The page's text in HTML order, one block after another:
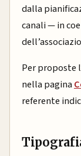
dalla
canali — in
Per proposte
nella pagina
referente